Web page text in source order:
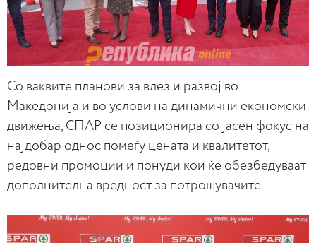
Со ваквите планови за влез и развој во
Македонија и во услови на динамични економски
движења, СПАР се позиционира со јасен фокус на
најдобар однос помеѓу цената и квалитетот,
редовни промоции и понуди кои ќе обезбедуваат
дополнителна вредност за потрошувачите.